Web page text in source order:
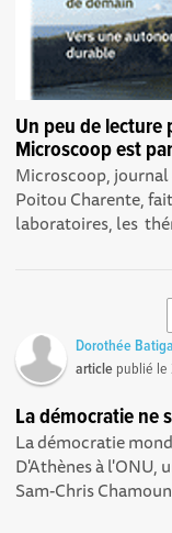
Un peu de lecture
Microscoop est
Microscoop,
Poitou Charente,
laboratoires, les
Dorothée Batiga
article publié le
La démocratie ne
La démocratie
D'Athènes à l'ONU,
Sam-Chris